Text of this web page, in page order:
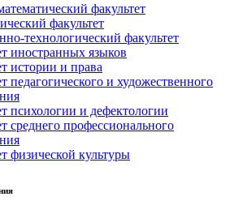
факультет
факультет
технологический факультет
иностранных языков
истории и права
педагогического и художественного
психологии и дефектологии
среднего профессионального
физической культуры